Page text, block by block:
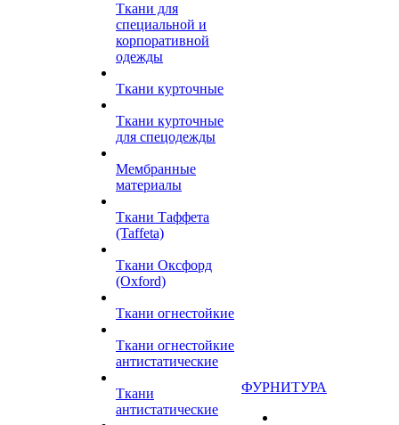
Ткани для
специальной и
корпоративной
одежды
Ткани курточные
Ткани курточные
для спецодежды
Мембранные
материалы
Ткани Таффета
(Taffeta)
Ткани Оксфорд
(Oxford)
Ткани огнестойкие
Ткани огнестойкие
антистатические
Ткани
антистатические
ФУРНИТУРА